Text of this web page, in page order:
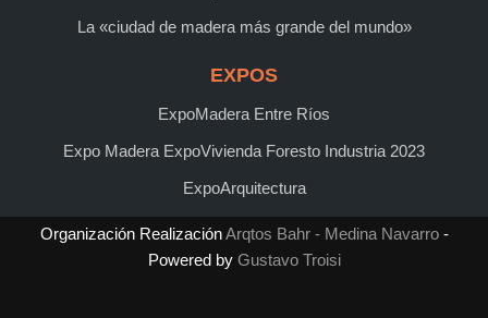
La «ciudad de madera más grande del mundo»
EXPOS
ExpoMadera Entre Ríos
Expo Madera ExpoVivienda Foresto Industria 2023
ExpoArquitectura
Organización RealizaciónArqtos Bahr - Medina Navarro-
Powered by Gustavo Troisi